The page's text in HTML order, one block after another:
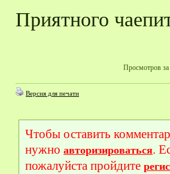
Приятного
Просмотров за
Версия для печати
Чтобы оставить
нужно авторизироваться.
пожалуйста пройдите